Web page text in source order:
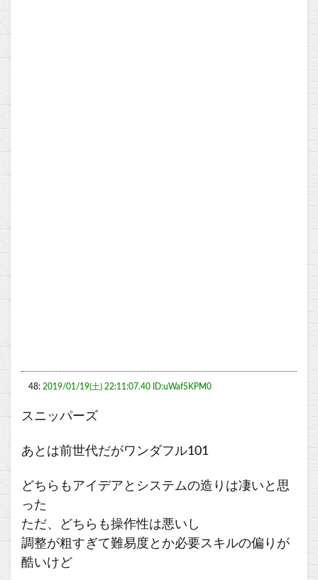
48: 2019/01/19(土) 22:11:07.40 ID:uWaf5KPM0
スニッパーズ
あとは前世代だがワンダフル101
どちらもアイデアとシステムの造りは凄いと思
った
ただ、どちらも操作性は悪いし
調整が粗すぎて難易度とか必要スキルの偏りが
酷いけど